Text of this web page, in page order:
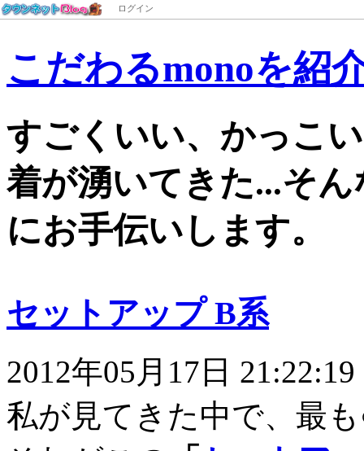
ログイン
こだわるmonoを紹
すごくいい、かっこ
着が湧いてきた...そ
にお手伝いします。
セットアップ B系
2012年05月17日 21:22:19
私が見てきた中で、最